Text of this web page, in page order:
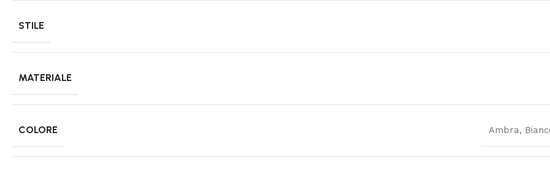
STILE
MATERIALE
COLORE Ambra,